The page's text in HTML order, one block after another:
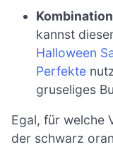
kannst
Halloween
Perfekte
gruseliges
Egal, für welche
der schwarz